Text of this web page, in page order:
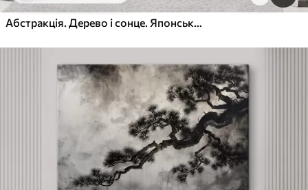
Абстракція. Дерево і сонце. Японський мінімалізм